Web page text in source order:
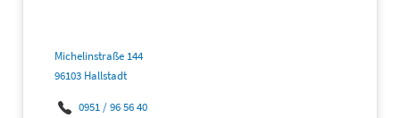
Michelinstraße 144
96103 Hallstadt
0951 / 96 56 40